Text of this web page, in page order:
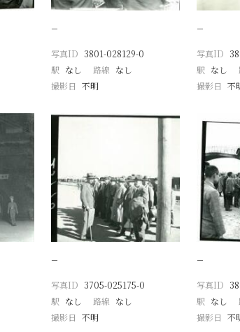
−
写真ID 3801-028129-0
駅 なし 路線 なし
撮影日 不明
−
写真ID
駅 なし
撮影日 不
−
写真ID 3705-025175-0
駅 なし 路線 なし
撮影日 不明
−
写真ID
駅 なし
撮影日 不